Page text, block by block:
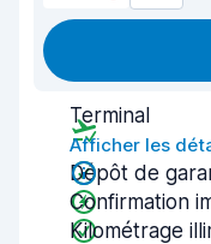
Terminal
Afficher les
Dépôt de
Confirmation
Kilométrage